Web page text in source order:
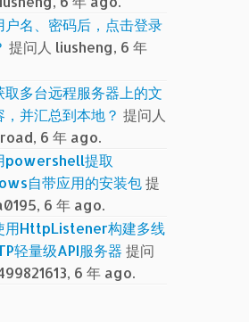
户名、密码后，点击登录
提问人 liusheng, 6 年
取多台远程服务器上的文
，并汇总到本地？ 提问人
6 年 ago.
powershell提取
自带应用的安装包提
6 年 ago.
用HttpListener构建多线
轻量级API服务器 提问
6 年 ago.